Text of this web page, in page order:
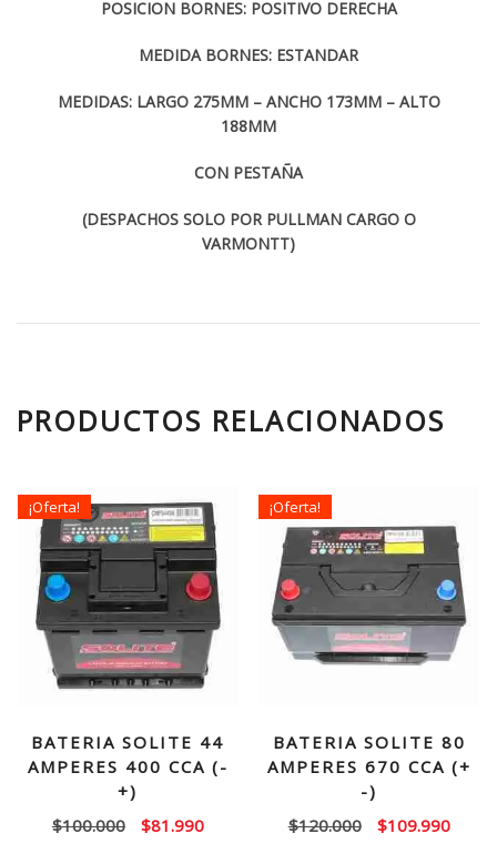
POSICION BORNES: POSITIVO DERECHA
MEDIDA BORNES: ESTANDAR
MEDIDAS: LARGO 275MM – ANCHO 173MM – ALTO
188MM
CON PESTAÑA
(DESPACHOS SOLO POR PULLMAN CARGO O
VARMONTT)
PRODUCTOS RELACIONADOS
¡Oferta!
BATERIA SOLITE 44
AMPERES 400 CCA (-
+)
$100.000
El
$81.990El
¡Oferta!
BATERIA SOLITE 80
AMPERES 670 CCA (+
-)
$120.000
El
$109.990El